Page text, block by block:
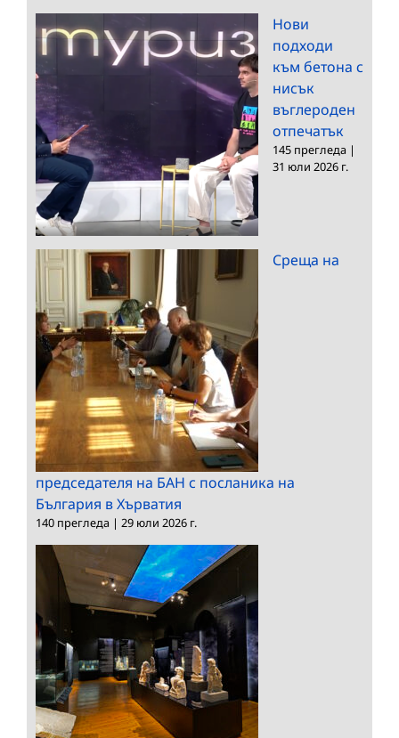
Нови
подходи
към бетона с
нисък
въглероден
отпечатък
145 прегледа |
31 юли 2026 г.
Среща на
председателя на БАН с посланика на
България в Хърватия
140 прегледа | 29 юли 2026 г.